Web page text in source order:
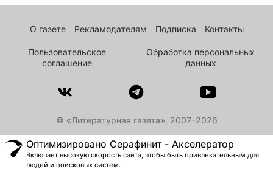
О газете Рекламодателям Подписка Контакты
Пользовательское
соглашение
Обработка персональных
данных
© «Литературная газета», 2007–2026
Оптимизировано Серафинит - Акселератор
Включает высокую скорость сайта, чтобы быть привлекательным для
людей и поисковых систем.